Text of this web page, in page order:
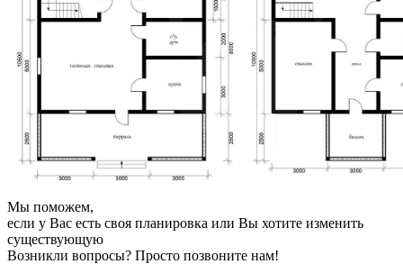
Мы поможем,
если у Вас есть своя планировка или Вы хотите изменить
существующую
Возникли вопросы? Просто позвоните нам!